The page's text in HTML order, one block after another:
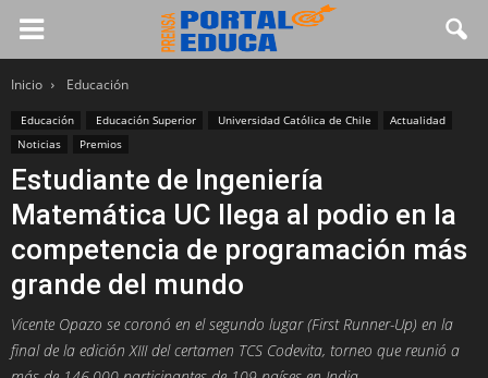
Inicio Educación
Educación Educación Superior Universidad Católica de Chile
Actualidad
Noticias
Premios
Estudiante de Ingeniería
Matemática UC llega al podio en la
competencia de programación más
grande del mundo
Vicente Opazo se coronó en el segundo lugar (First Runner-Up) en la
final de la edición XIII del certamen TCS Codevita, torneo que reunió a